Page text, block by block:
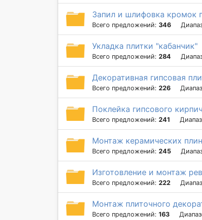
Запил и шлифовка кромок
Всего предложений: 346
Укладка плитки "кабанчик"
Всего предложений: 284
Декоративная гипсовая
Всего предложений: 226
Поклейка гипсового
Всего предложений: 241
Монтаж керамических
Всего предложений: 245
Изготовление и монтаж
Всего предложений: 222
Монтаж плиточного
Всего предложений: 163